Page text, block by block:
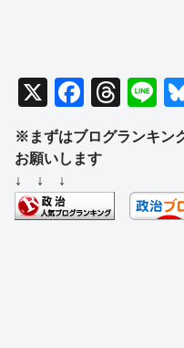
X
F
a
c
b
T
hr
e
d
Li
n
e
※まずはブログランキン
お願いします
↓ ↓ ↓